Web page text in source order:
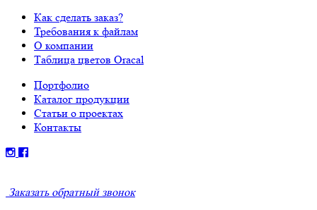
Как сделать заказ?
Требования к файлам
О компании
Таблица цветов Oracal
Портфолио
Каталог продукции
Статьи о проектах
Контакты
Заказать обратный звонок